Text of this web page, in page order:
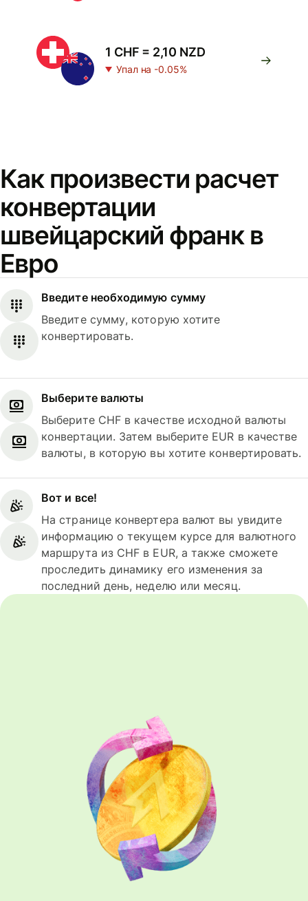
1 CHF = 2,10 NZD
Упал на -0.05%
Как произвести расчет
конвертации
швейцарский франк в
Евро
Введите необходимую сумму
Введите сумму, которую хотите
конвертировать.
Выберите валюты
Выберите CHF в качестве исходной валюты
конвертации. Затем выберите EUR в качестве
валюты, в которую вы хотите конвертировать.
Вот и все!
На странице конвертера валют вы увидите
информацию о текущем курсе для валютного
маршрута из CHF в EUR, а также сможете
проследить динамику его изменения за
последний день, неделю или месяц.